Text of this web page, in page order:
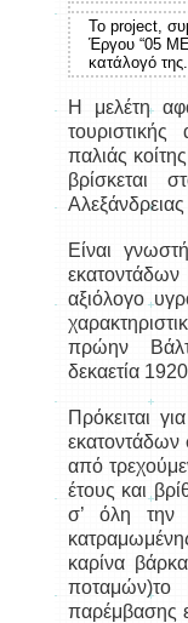
Το project,
Έργου “05
κατάλογό της.
Η μελέτη
παλιάς
βρίσκεται
Είναι
αξιόλογο
πρώην
δεκαετία
Πρόκειται
εκατοντάδων
από
έτους και
σ’ όλη την
καρίνα
παρέμβασης